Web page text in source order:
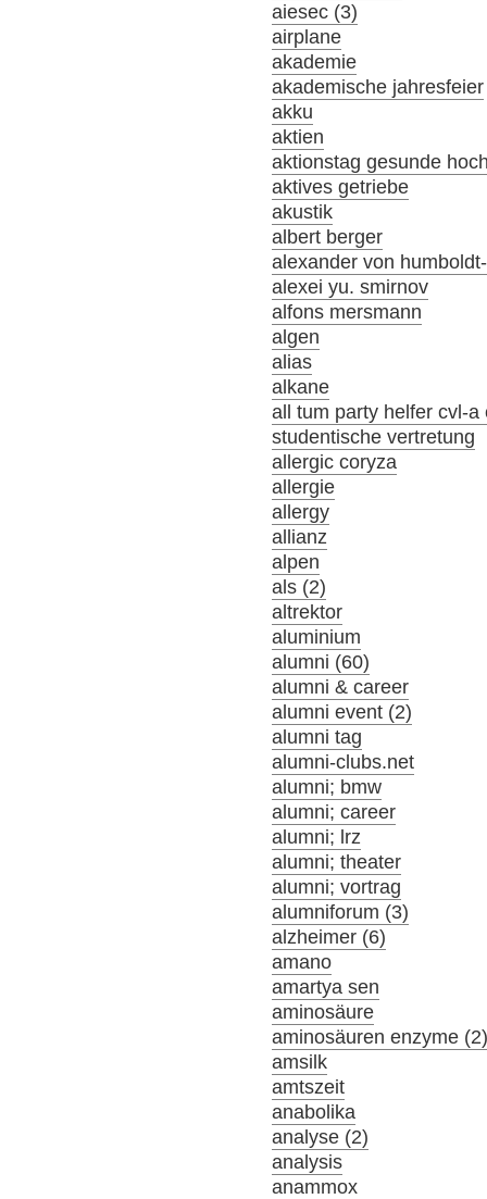
aiesec (3)
airplane
akademie
akademische jahresfeier
akku
aktien
aktionstag gesunde
aktives getriebe
akustik
albert berger
alexander von
alexei yu. smirnov
alfons mersmann
algen
alias
alkane
all tum party helfer cvl-
studentische vertretung
allergic coryza
allergie
allergy
allianz
alpen
als (2)
altrektor
aluminium
alumni (60)
alumni & career
alumni event (2)
alumni tag
alumni-clubs.net
alumni; bmw
alumni; career
alumni; lrz
alumni; theater
alumni; vortrag
alumniforum (3)
alzheimer (6)
amano
amartya sen
aminosäure
aminosäuren enzyme
amsilk
amtszeit
anabolika
analyse (2)
analysis
anammox